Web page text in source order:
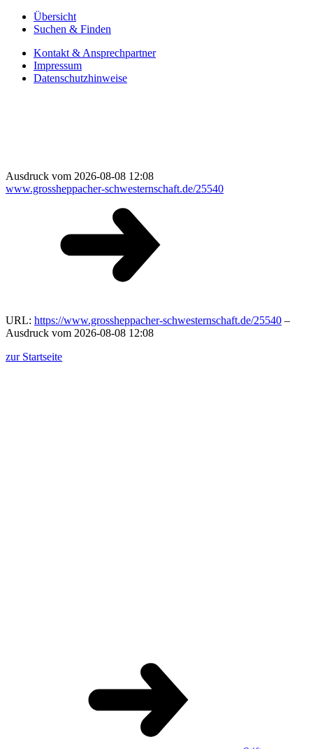
Übersicht
Suchen & Finden
Kontakt & Ansprechpartner
Impressum
Datenschutzhinweise
Ausdruck vom 2026-08-08 12:08
www.grossheppacher-schwesternschaft.de/25540
URL: https://www.grossheppacher-schwesternschaft.de/25540 –
Ausdruck vom 2026-08-08 12:08
zur Startseite